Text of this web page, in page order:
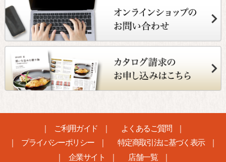
ご利用ガイド
よくあるご質問
プライバシーポリシー
特定商取引法に基づく表示
企業サイト
店舗一覧